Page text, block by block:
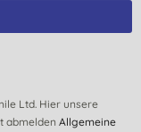
Ltd. Hier unsere
abmelden Allgemeine